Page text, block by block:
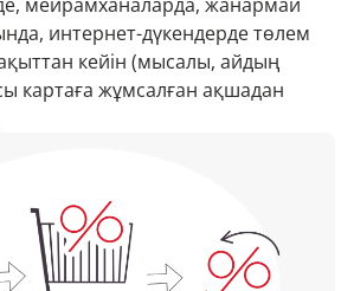
интернет-дүкендерде төлем
кейін (мысалы, айдың
картаға жұмсалған ақшадан